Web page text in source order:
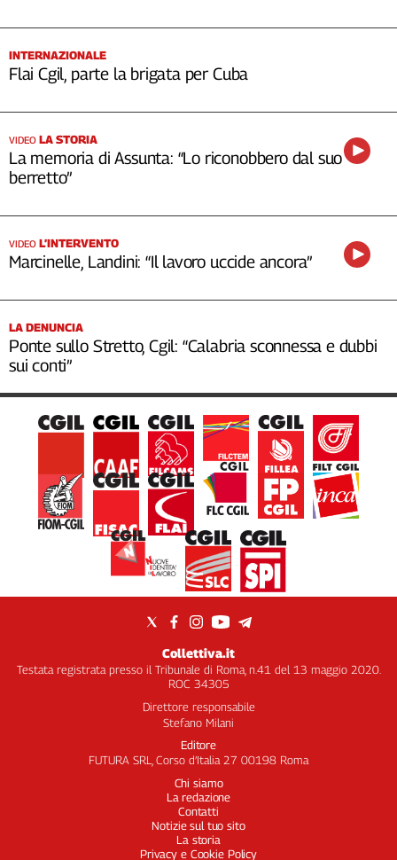
INTERNAZIONALE
Flai Cgil, parte la brigata per Cuba
VIDEO LA STORIA
La memoria di Assunta: “Lo riconobbero dal suo
berretto”
VIDEO L’INTERVENTO
Marcinelle, Landini: “Il lavoro uccide ancora”
LA DENUNCIA
Ponte sullo Stretto, Cgil: “Calabria sconnessa e dubbi
sui conti”
Collettiva.it
Testata registrata presso il Tribunale di Roma, n.41 del 13 maggio 2020.
ROC 34305
Direttore responsabile
Stefano Milani
Editore
FUTURA SRL, Corso d’Italia 27 00198 Roma
Chi siamo
La redazione
Contatti
Notizie sul tuo sito
La storia
Privacy e Cookie Policy